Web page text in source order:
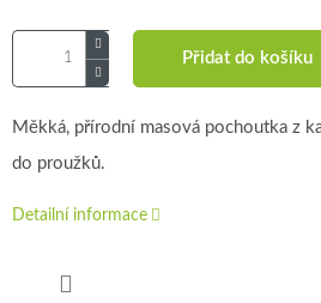
Přidat do košíku
Měkká, přírodní masová pochoutka z
do proužků.
Detailní informace